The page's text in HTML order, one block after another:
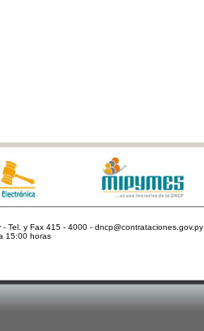
Tel. y Fax 415 - 4000 - dncp@contrataciones.gov.py
15:00 horas